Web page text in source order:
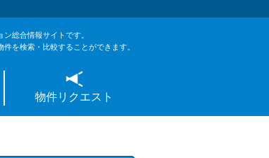
総合情報サイトです。
を検索・比較することができます。
物件リクエスト